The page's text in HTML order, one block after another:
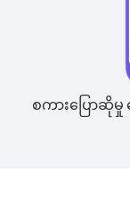
စကားပြောဆိုမှု